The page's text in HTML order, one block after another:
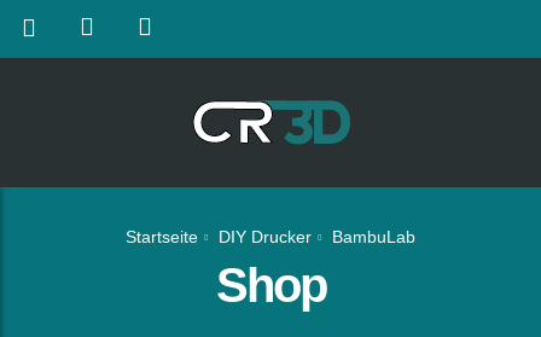
Startseite DIY Drucker BambuLab
Shop